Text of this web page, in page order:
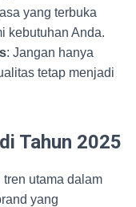
yang terbuka
kebutuhan Anda.
: Jangan hanya
tetap menjadi
Tahun 2025
utama dalam
yang